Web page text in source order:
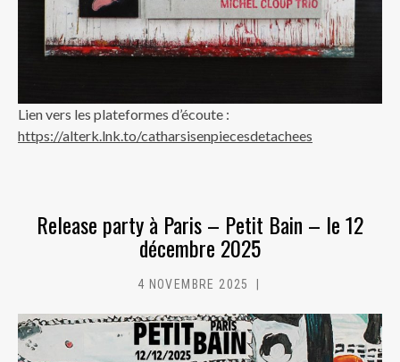
Lien vers les plateformes d’écoute :
https://alterk.lnk.to/catharsisenpiecesdetachees
Release party à Paris – Petit Bain – le 12
décembre 2025
4 NOVEMBRE 2025